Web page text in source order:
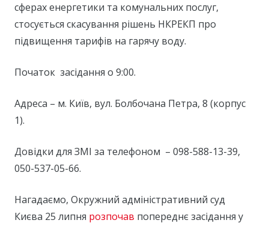
сферах енергетики та комунальних послуг,
стосується скасування рішень НКРЕКП про
підвищення тарифів на гарячу воду.
Початок засідання о 9:00.
Адреса – м. Київ, вул. Болбочана Петра, 8 (корпус
1).
Довідки для ЗМІ за телефоном – 098-588-13-39,
050-537-05-66.
Нагадаємо, Окружний адміністративний суд
Києва 25 липня розпочав попереднє засідання у